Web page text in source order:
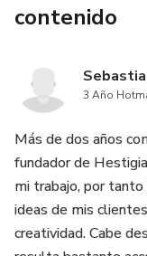
contenido
3 Año
Más de dos años
fundador de
mi trabajo, por
ideas de mis
creatividad. Cabe